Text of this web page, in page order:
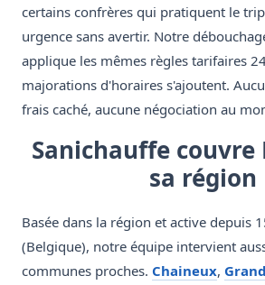
certains confrères qui pratiquent le
urgence sans avertir. Notre
applique les mêmes règles tarifaires
majorations d'horaires s'ajoutent.
frais caché, aucune négociation au
Sanichauffe
sa région
Basée dans la région et active depuis
(Belgique), notre équipe intervient
communes proches. Chaineux,